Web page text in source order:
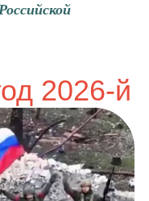
2026-й